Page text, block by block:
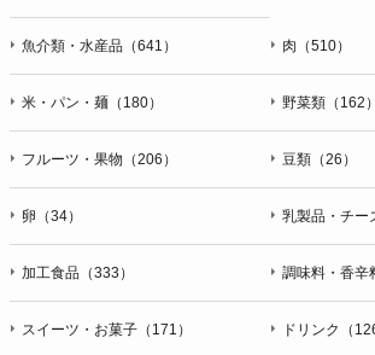
魚介類・水産品（641） 肉（510）
米・パン・麺（180） 野菜類（162）
フルーツ・果物（206） 豆類（26）
卵（34） 乳製品・チー
加工食品（333） 調味料・香辛
スイーツ・お菓子（171） ドリンク（